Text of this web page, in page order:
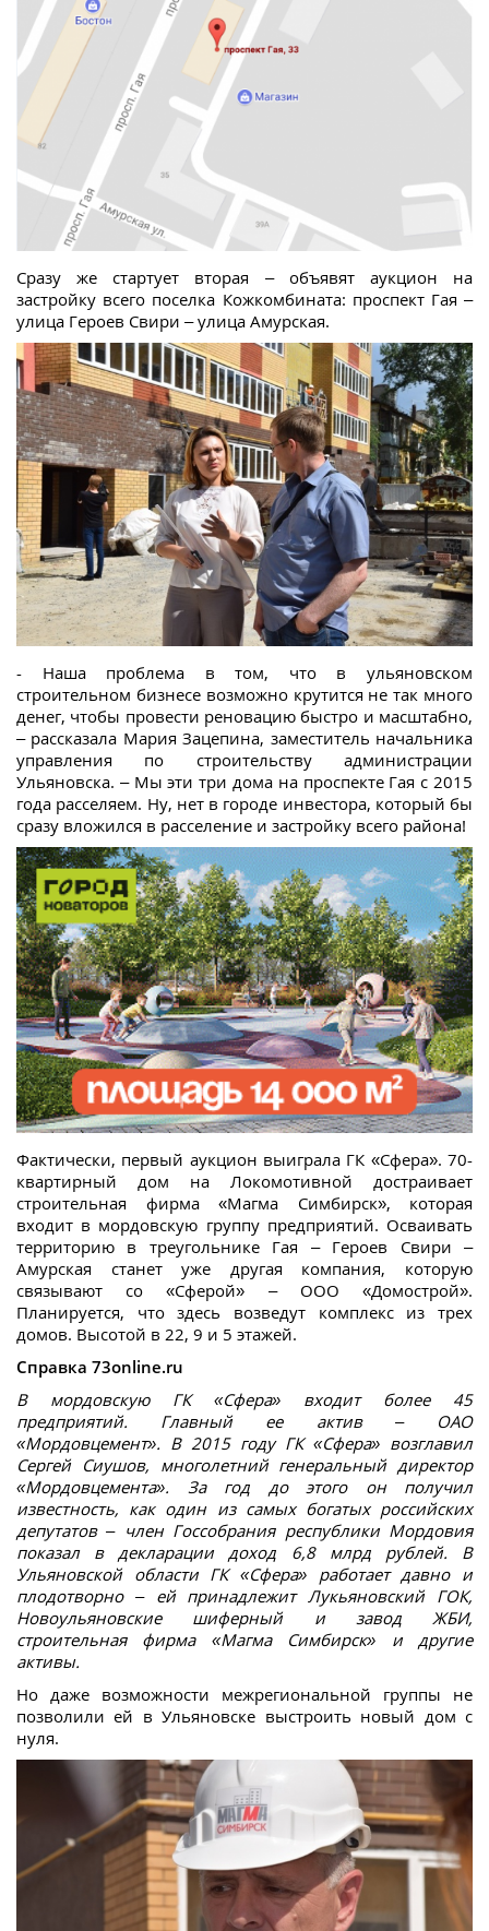
Сразу же стартует вторая – объявят аукцион на
застройку всего поселка Кожкомбината: проспект Гая –
улица Героев Свири – улица Амурская.
- Наша проблема в том, что в ульяновском
строительном бизнесе возможно крутится не так много
денег, чтобы провести реновацию быстро и масштабно,
– рассказала Мария Зацепина, заместитель начальника
управления по строительству администрации
Ульяновска. – Мы эти три дома на проспекте Гая с 2015
года расселяем. Ну, нет в городе инвестора, который бы
сразу вложился в расселение и застройку всего района!
Фактически, первый аукцион выиграла ГК «Сфера». 70-
квартирный дом на Локомотивной достраивает
строительная фирма «Магма Симбирск», которая
входит в мордовскую группу предприятий. Осваивать
территорию в треугольнике Гая – Героев Свири –
Амурская станет уже другая компания, которую
связывают со «Сферой» – ООО «Домострой».
Планируется, что здесь возведут комплекс из трех
домов. Высотой в 22, 9 и 5 этажей.
Справка 73online.ru
В мордовскую ГК «Сфера» входит более 45
предприятий. Главный ее актив – ОАО
«Мордовцемент». В 2015 году ГК «Сфера» возглавил
Сергей Сиушов, многолетний генеральный директор
«Мордовцемента». За год до этого он получил
известность, как один из самых богатых российских
депутатов – член Госсобрания республики Мордовия
показал в декларации доход 6,8 млрд рублей. В
Ульяновской области ГК «Сфера» работает давно и
плодотворно – ей принадлежит Лукьяновский ГОК,
Новоульяновские шиферный и завод ЖБИ,
строительная фирма «Магма Симбирск» и другие
активы.
Но даже возможности межрегиональной группы не
позволили ей в Ульяновске выстроить новый дом с
нуля.